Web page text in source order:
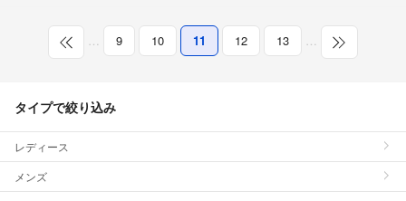
… 9 10 11 12 13 …
タイプで絞り込み
レディース
メンズ